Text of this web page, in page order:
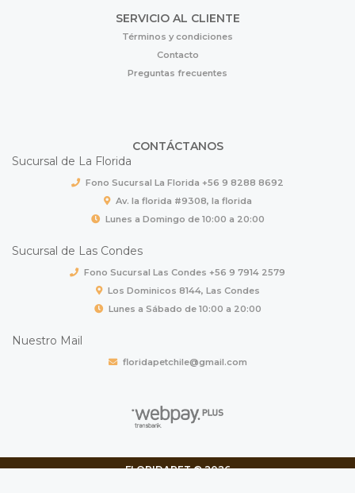
SERVICIO AL CLIENTE
Términos y condiciones
Contacto
Preguntas frecuentes
CONTÁCTANOS
Sucursal de La Florida
Fono Sucursal La Florida +56 9 8288 8692
Av. la florida #9308, la florida
Lunes a Domingo de 10:00 a 20:00
Sucursal de Las Condes
Fono Sucursal Las Condes +56 9 7914 2579
Los Dominicos 8144, Las Condes
Lunes a Sábado de 10:00 a 20:00
Nuestro Mail
floridapetchile@gmail.com
FLORIDAPET © 2026